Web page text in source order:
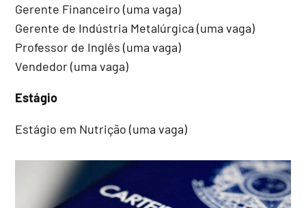
Gerente Financeiro (uma vaga)
Gerente de Indústria Metalúrgica (uma vaga)
Professor de Inglês (uma vaga)
Vendedor (uma vaga)
Estágio
Estágio em Nutrição (uma vaga)